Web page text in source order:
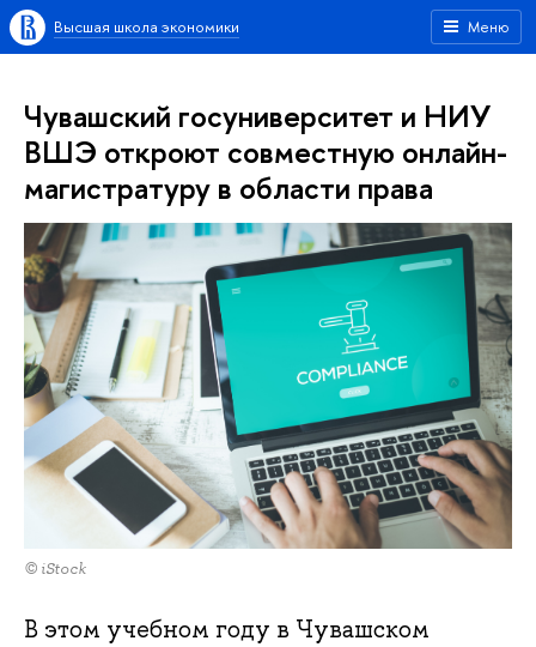
Меню
Высшая школа экономики
Чувашский госуниверситет и НИУ
ВШЭ откроют совместную онлайн-
магистратуру в области права
© iStock
В этом учебном году в Чувашском